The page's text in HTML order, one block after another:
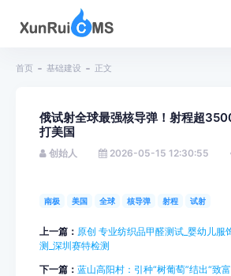
首页 基础建设 正文
俄试射全球最强核导弹！射程超
打美国
创始人 2026-05-15 12:30:55
南极 美国 全球 核导弹 射程 试射
上一篇： 原创 专业纺织品甲醛测试_婴幼儿服
测_深圳赛特检测
下一篇： 蓝山高阳村：引种“树葡萄”结出“致